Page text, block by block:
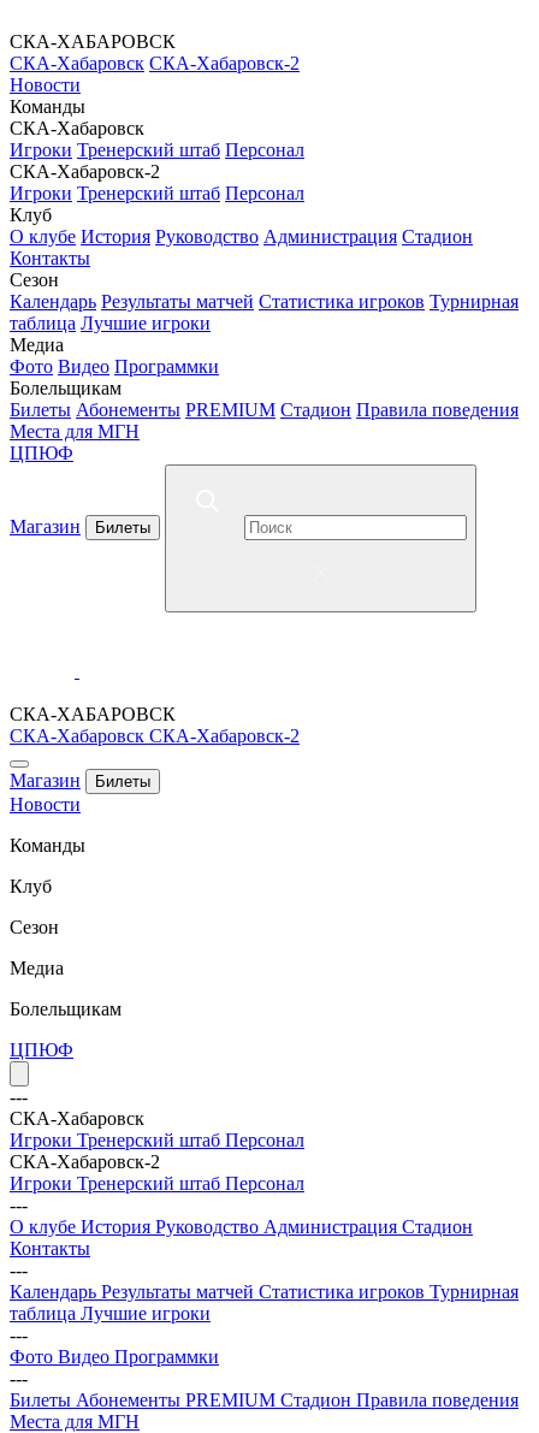
СКА-ХАБАРОВСК
СКА-Хабаровск СКА-Хабаровск-2
Новости
Команды
СКА-Хабаровск
Игроки Тренерский штаб Персонал
СКА-Хабаровск-2
Игроки Тренерский штаб Персонал
Клуб
О клубе История Руководство Администрация Стадион
Контакты
Сезон
Календарь Результаты матчей Статистика игроков Турнирная
таблица Лучшие игроки
Медиа
Фото Видео Программки
Болельщикам
Билеты Абонементы PREMIUM Стадион Правила поведения
Места для МГН
ЦПЮФ
Магазин Билеты
СКА-ХАБАРОВСК
СКА-Хабаровск СКА-Хабаровск-2
Магазин Билеты
Новости
Команды
Клуб
Сезон
Медиа
Болельщикам
ЦПЮФ
---
СКА-Хабаровск
Игроки Тренерский штаб Персонал
СКА-Хабаровск-2
Игроки Тренерский штаб Персонал
---
О клубе История Руководство Администрация Стадион
Контакты
---
Календарь Результаты матчей Статистика игроков Турнирная
таблица Лучшие игроки
---
Фото Видео Программки
---
Билеты Абонементы PREMIUM Стадион Правила поведения
Места для МГН